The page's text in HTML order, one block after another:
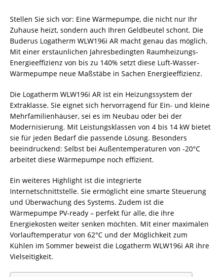
Stellen Sie sich vor: Eine Wärmepumpe, die nicht nur Ihr
Zuhause heizt, sondern auch Ihren Geldbeutel schont. Die
Buderus Logatherm WLW196i AR macht genau das möglich.
Mit einer erstaunlichen Jahresbedingten Raumheizungs-
Energieeffizienz von bis zu 140% setzt diese Luft-Wasser-
Wärmepumpe neue Maßstäbe in Sachen Energieeffizienz.
Die Logatherm WLW196i AR ist ein Heizungssystem der
Extraklasse. Sie eignet sich hervorragend für Ein- und kleine
Mehrfamilienhäuser, sei es im Neubau oder bei der
Modernisierung. Mit Leistungsklassen von 4 bis 14 kW bietet
sie für jeden Bedarf die passende Lösung. Besonders
beeindruckend: Selbst bei Außentemperaturen von -20°C
arbeitet diese Wärmepumpe noch effizient.
Ein weiteres Highlight ist die integrierte
Internetschnittstelle. Sie ermöglicht eine smarte Steuerung
und Überwachung des Systems. Zudem ist die
Wärmepumpe PV-ready – perfekt für alle, die ihre
Energiekosten weiter senken möchten. Mit einer maximalen
Vorlauftemperatur von 62°C und der Möglichkeit zum
Kühlen im Sommer beweist die Logatherm WLW196i AR ihre
Vielseitigkeit.